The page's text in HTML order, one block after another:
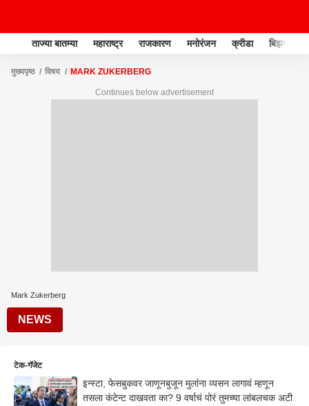
ताज्या बातम्या महाराष्ट्र राजकारण मनोरंजन क्रीडा बिझनेस
मुख्यपृष्ठ विषय MARK ZUKERBERG
Continues below advertisement
Mark Zukerberg
NEWS
टेक-गॅजेट
इन्स्टा, फेसबुकवर जाणूनबुजून मुलांना व्यसन लागावं म्हणून
तसला कंटेन्ट दाखवता का? 9 वर्षाचं पोरं तुमच्या लांबलचक अटी